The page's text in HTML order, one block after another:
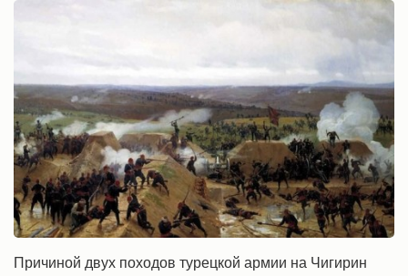
Причиной двух походов турецкой армии на Чигирин